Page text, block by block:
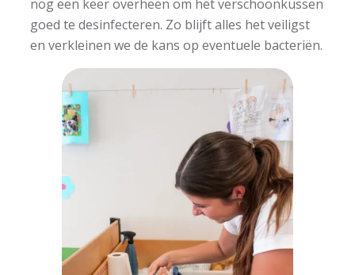
nog een keer overheen om het verschoonkussen
goed te desinfecteren. Zo blijft alles het veiligst
en verkleinen we de kans op eventuele bacteriën.